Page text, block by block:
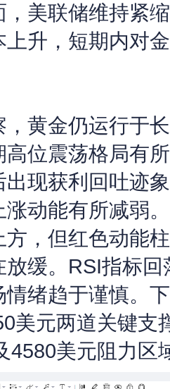
美联储维持紧
升，短期内对
，黄金仍运行于
高位震荡格局有
现获利回吐迹
涨动能有所减弱
，但红色动能
放缓。RSI指标回
情绪趋于谨慎。
美元两道关键支
4580美元阻力区